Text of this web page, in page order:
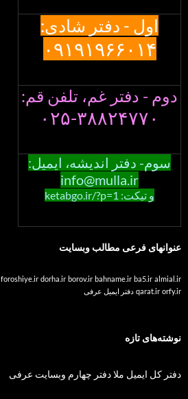
اول - دفتر شادی:
۰۹۱۹۱۹۶۶۰۱۴
دوم - دفتر غم، تلفن قم:
۰۲۵-۳۸۸۲۴۷۷۰
سوم- دفتر اندیشه، ایمیل:
info@mulla.ir
و تیکت: ketabgo.ir/?p=1
عنوانهای فرعی مطالب وبسایت
almial.ir
ba5.ir
bahname.ir
borov.ir
dorha.ir
foroshiye.ir
orfy.ir
qarat.ir دفتر ایمیل عرفی
نوشته‌های تازه
دفتر کل ایمیل ملا دفتر چهارم وبسایت عرفی